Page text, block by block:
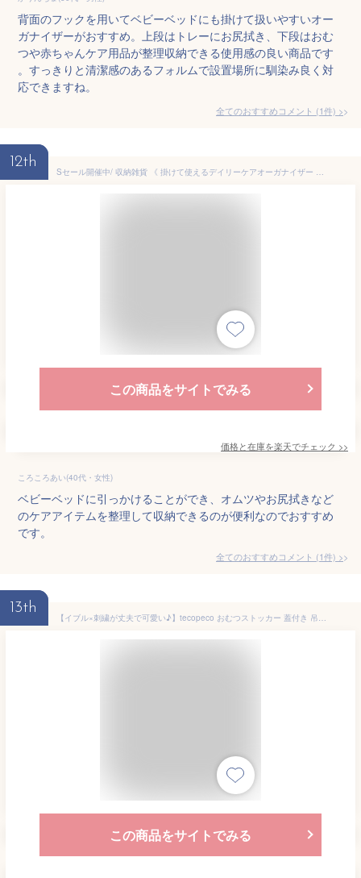
背面のフックを用いてベビーベッドにも掛けて扱いやすいオー
ガナイザーがおすすめ。上段はトレーにお尻拭き、下段はおむ
つや赤ちゃんケア用品が整理収納できる使用感の良い商品です
。すっきりと清潔感のあるフォルムで設置場所に馴染み良く対
応できますね。
全てのおすすめコメント (1件) >
12th
Sセール開催中/ 収納雑貨 《 掛けて使えるデイリーケアオーガナイザー 》 ライクイット like-itおむつ収納 おむつ入れ ベビー用品 収納ケース 収納 収納ボックス おむつ ティッシュケース 介護 介護用品 ベビー キッズ グレー日本製
この商品をサイトでみる
価格と在庫を楽天でチェック >>
ころころあい(40代・女性)
ベビーベッドに引っかけることができ、オムツやお尻拭きなど
のケアアイテムを整理して収納できるのが便利なのでおすすめ
です。
全てのおすすめコメント (1件) >
13th
【イブル×刺繍が丈夫で可愛い♪】tecopeco おむつストッカー 蓋付き 吊り下げ 持ち運び 2way 大容量 コンパクト 小さめ 出産準備 ベビーベッド 収納 おむつ収納 ベビー用品 スッキリ！（ヘーゼルナッツ／リボン）
この商品をサイトでみる